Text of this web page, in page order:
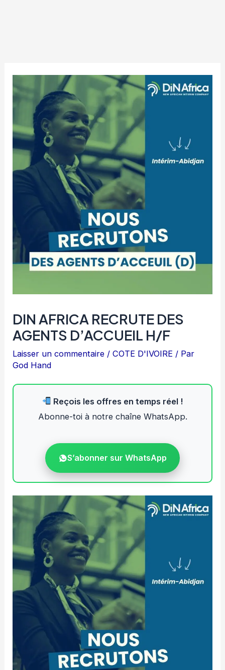
DIN AFRICA RECRUTE DES
AGENTS D’ACCUEIL H/F
Laisser un commentaire /COTE D'IVOIRE / Par
God Hand
Reçois les offres en temps réel !
Abonne-toi à notre chaîne WhatsApp.
S’abonner sur WhatsApp